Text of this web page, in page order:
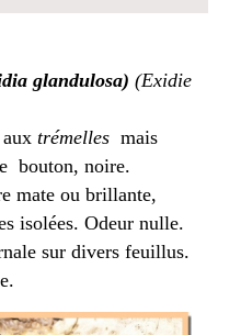
glandulosa) (Exidie
trémelles mais
bouton, noire.
mate ou brillante,
isolées. Odeur nulle.
sur divers feuillus.